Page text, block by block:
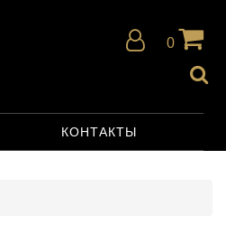
0
КОНТАКТЫ